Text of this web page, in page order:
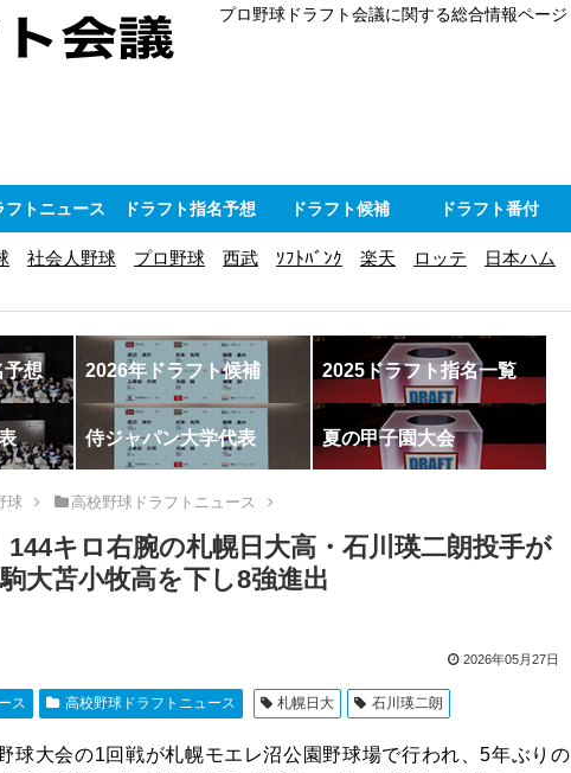
プロ野球ドラフト会議に関する総合情報ページ
フトニュース ドラフト指名予想 ドラフト候補 ドラフト番付
社会人野球 プロ野球 西武 ｿﾌﾄﾊﾞﾝｸ 楽天 ロッテ 日本ハム
予想 2026年ドラフト候補 2025ドラフト指名一覧
侍ジャパン大学代表 夏の甲子園大会
球 高校野球ドラフトニュース
144キロ右腕の札幌日大高・石川瑛二朗投手が
大苫小牧高を下し8強進出
2026年05月27日
ス 高校野球ドラフトニュース 札幌日大 石川瑛二朗
球大会の1回戦が札幌モエレ沼公園野球場で行われ、5年ぶりの